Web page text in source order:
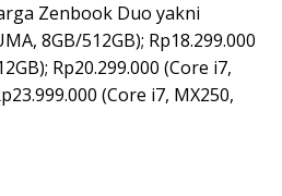
Zenbook Duo yakni
8GB/512GB); Rp18.299.000
Rp20.299.000 (Core i7,
(Core i7, MX250,